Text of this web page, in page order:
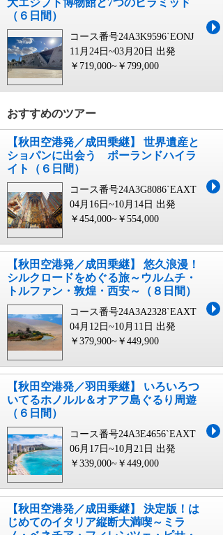
（６日間）
コース番号24A3K9596`EONJ
11月24日~03月20日 出発
￥719,000~￥799,000
おすすめのツアー
【秋田空港発／成田乗継】 世界遺産と
ショパンに出会う ポーランドハイラ
イト（６日間）
コース番号24A3G8086`EAXT
04月16日~10月14日 出発
￥454,000~￥554,000
【秋田空港発／成田乗継】 悠久浪漫！
シルクロードをめぐる旅～ウルムチ・
トルファン・敦煌・西安～（８日間）
コース番号24A3A2328`EAXT
04月12日~10月11日 出発
￥379,900~￥449,900
【秋田空港発／羽田乗継】 いろいろつ
いてるホノルル＆オアフ島ぐるり周遊
（６日間）
コース番号24A3E4656`EAXT
06月17日~10月21日 出発
￥339,000~￥449,000
【秋田空港発／成田乗継】 決定版！は
じめてのイタリア縦断大満喫～ミラ